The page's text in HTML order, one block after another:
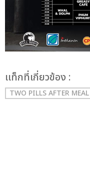
เเท็กที่เกี่ยวข้อง :
TWO PILLS AFTER MEAL